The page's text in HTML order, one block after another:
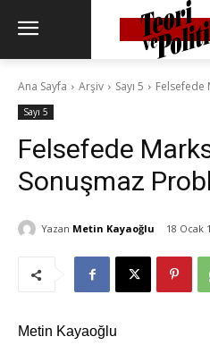
Ana Sayfa Arşiv Sayı 5 Felsefede
Sayı 5
Felsefede
Sonuşmaz
Yazan Metin Kayaoğlu 18 Ocak
Metin Kayaoğlu